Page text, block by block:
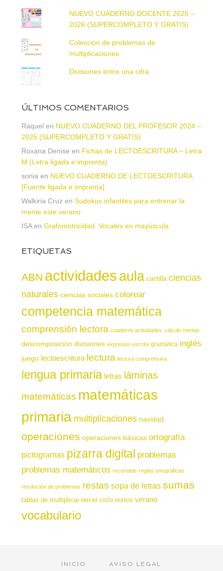
NUEVO CUADERNO DOCENTE 2025 –
2026 (SUPERCOMPLETO Y GRATIS)
Colección de problemas de
multiplicaciones
Divisiones entre una cifra
ÚLTIMOS COMENTARIOS
Raquel en NUEVO CUADERNO DEL PROFESOR 2024 –
2025 (SUPERCOMPLETO Y GRATIS)
Roxana Denise en Fichas de LECTOESCRITURA – Letra
M (Letra ligada e imprenta)
sonia en NUEVO CUADERNO DE LECTOESCRITURA
[Fuente ligada e imprenta]
Walkiria Cruz en Sudokus infantiles para entrenar la
mente este verano
ISAen Grafomotricidad. Vocales en mayúscula
ETIQUETAS
ABN actividadesaula cartilla ciencias
naturales ciencias sociales colorear
competencia matemática
comprensión lectora cuaderno actividades cálculo mental
descomposición divisiones expresión escrita gramática inglés
juego lectoescritura lectura lectura comprensiva
lengua primaria letras láminas
matemáticas matemáticas
primaria multiplicaciones navidad
operaciones operaciones básicas ortografía
pictogramas pizarra digital problemas
problemas matemáticos recortable reglas ortográficas
resolución de problemas restas sopa de letras sumas
tablas de multiplicar tercer ciclo textos verano
vocabulario
INICIO AVISO LEGAL